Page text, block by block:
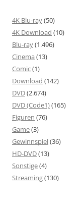
4K Blu-ray(50)
4K Download (10)
Blu-ray(1.496)
Cinema (13)
Comic(1)
Download (142)
DVD(2.674)
DVD (Code1)(165)
Figuren (76)
Game(3)
Gewinnspiel(36)
HD-DVD(13)
Sonstige(4)
Streaming(130)